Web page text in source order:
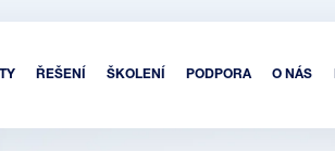
ŘEŠENÍ ŠKOLENÍ PODPORA O NÁS